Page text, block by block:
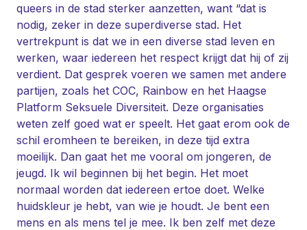
queers in de stad sterker aanzetten, want “dat is
nodig, zeker in deze superdiverse stad. Het
vertrekpunt is dat we in een diverse stad leven en
werken, waar iedereen het respect krijgt dat hij of zij
verdient. Dat gesprek voeren we samen met andere
partijen, zoals het COC, Rainbow en het Haagse
Platform Seksuele Diversiteit. Deze organisaties
weten zelf goed wat er speelt. Het gaat erom ook de
schil eromheen te bereiken, in deze tijd extra
moeilijk. Dan gaat het me vooral om jongeren, de
jeugd. Ik wil beginnen bij het begin. Het moet
normaal worden dat iedereen ertoe doet. Welke
huidskleur je hebt, van wie je houdt. Je bent een
mens en als mens tel je mee. Ik ben zelf met deze